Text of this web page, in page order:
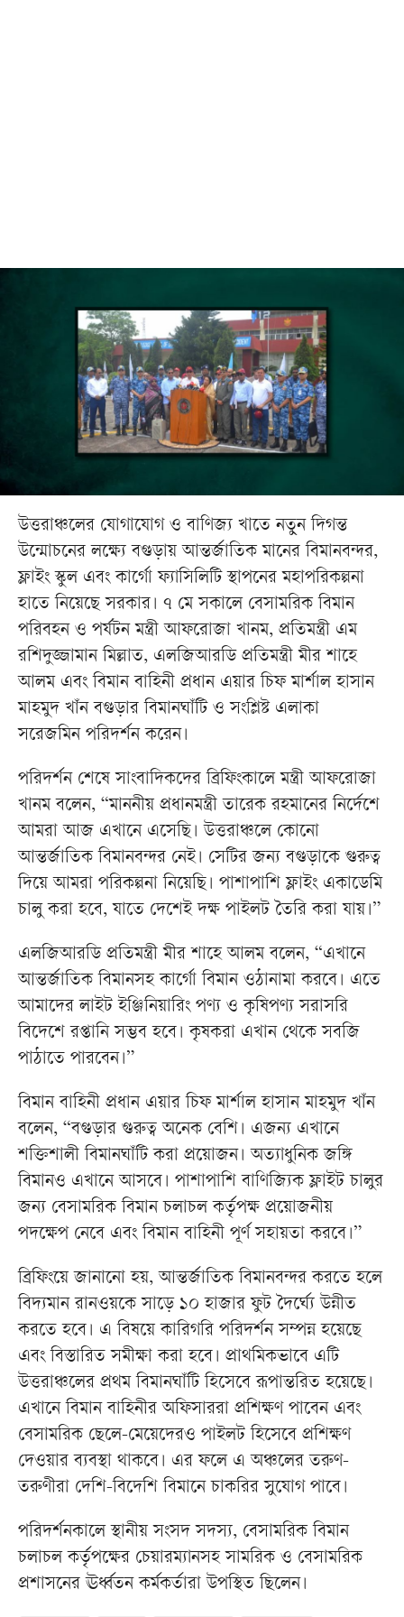
উত্তরাঞ্চলের যোগাযোগ ও বাণিজ্য খাতে নতুন দিগন্ত
উন্মোচনের লক্ষ্যে বগুড়ায় আন্তর্জাতিক মানের বিমানবন্দর,
ফ্লাইং স্কুল এবং কার্গো ফ্যাসিলিটি স্থাপনের মহাপরিকল্পনা
হাতে নিয়েছে সরকার। ৭ মে সকালে বেসামরিক বিমান
পরিবহন ও পর্যটন মন্ত্রী আফরোজা খানম, প্রতিমন্ত্রী এম
রশিদুজ্জামান মিল্লাত, এলজিআরডি প্রতিমন্ত্রী মীর শাহে
আলম এবং বিমান বাহিনী প্রধান এয়ার চিফ মার্শাল হাসান
মাহমুদ খাঁন বগুড়ার বিমানঘাঁটি ও সংশ্লিষ্ট এলাকা
সরেজমিন পরিদর্শন করেন।
পরিদর্শন শেষে সাংবাদিকদের ব্রিফিংকালে মন্ত্রী আফরোজা
খানম বলেন, “মাননীয় প্রধানমন্ত্রী তারেক রহমানের নির্দেশে
আমরা আজ এখানে এসেছি। উত্তরাঞ্চলে কোনো
আন্তর্জাতিক বিমানবন্দর নেই। সেটির জন্য বগুড়াকে গুরুত্ব
দিয়ে আমরা পরিকল্পনা নিয়েছি। পাশাপাশি ফ্লাইং একাডেমি
চালু করা হবে, যাতে দেশেই দক্ষ পাইলট তৈরি করা যায়।”
এলজিআরডি প্রতিমন্ত্রী মীর শাহে আলম বলেন, “এখানে
আন্তর্জাতিক বিমানসহ কার্গো বিমান ওঠানামা করবে। এতে
আমাদের লাইট ইঞ্জিনিয়ারিং পণ্য ও কৃষিপণ্য সরাসরি
বিদেশে রপ্তানি সম্ভব হবে। কৃষকরা এখান থেকে সবজি
পাঠাতে পারবেন।”
বিমান বাহিনী প্রধান এয়ার চিফ মার্শাল হাসান মাহমুদ খাঁন
বলেন, “বগুড়ার গুরুত্ব অনেক বেশি। এজন্য এখানে
শক্তিশালী বিমানঘাঁটি করা প্রয়োজন। অত্যাধুনিক জঙ্গি
বিমানও এখানে আসবে। পাশাপাশি বাণিজ্যিক ফ্লাইট চালুর
জন্য বেসামরিক বিমান চলাচল কর্তৃপক্ষ প্রয়োজনীয়
পদক্ষেপ নেবে এবং বিমান বাহিনী পূর্ণ সহায়তা করবে।”
ব্রিফিংয়ে জানানো হয়, আন্তর্জাতিক বিমানবন্দর করতে হলে
বিদ্যমান রানওয়কে সাড়ে ১০ হাজার ফুট দৈর্ঘ্যে উন্নীত
করতে হবে। এ বিষয়ে কারিগরি পরিদর্শন সম্পন্ন হয়েছে
এবং বিস্তারিত সমীক্ষা করা হবে। প্রাথমিকভাবে এটি
উত্তরাঞ্চলের প্রথম বিমানঘাঁটি হিসেবে রূপান্তরিত হয়েছে।
এখানে বিমান বাহিনীর অফিসাররা প্রশিক্ষণ পাবেন এবং
বেসামরিক ছেলে-মেয়েদেরও পাইলট হিসেবে প্রশিক্ষণ
দেওয়ার ব্যবস্থা থাকবে। এর ফলে এ অঞ্চলের তরুণ-
তরুণীরা দেশি-বিদেশি বিমানে চাকরির সুযোগ পাবে।
পরিদর্শনকালে স্থানীয় সংসদ সদস্য, বেসামরিক বিমান
চলাচল কর্তৃপক্ষের চেয়ারম্যানসহ সামরিক ও বেসামরিক
প্রশাসনের ঊর্ধ্বতন কর্মকর্তারা উপস্থিত ছিলেন।